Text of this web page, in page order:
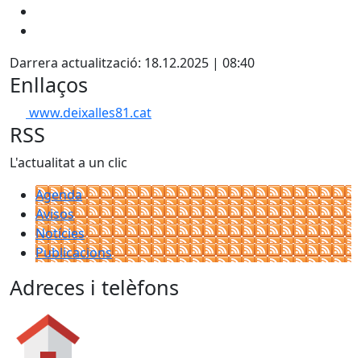
Darrera actualització: 18.12.2025 | 08:40
Enllaços
www.deixalles81.cat
RSS
L'actualitat a un clic
Agenda
Avisos
Notícies
Publicacions
Adreces i telèfons